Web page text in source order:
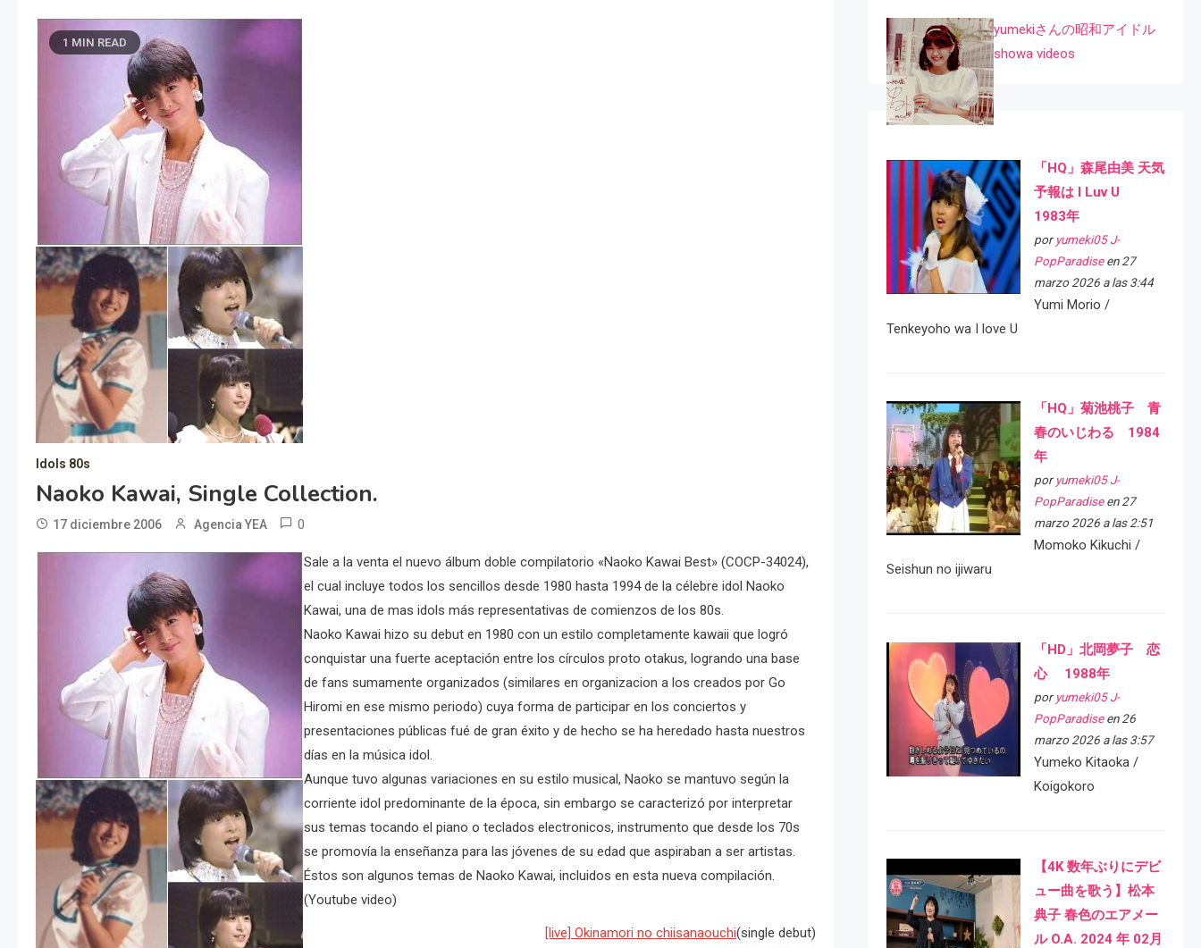
1 MIN READ
Idols 80s
Naoko Kawai, Single Collection.
17 diciembre 2006 Agencia YEA 0
Sale a la venta el nuevo álbum doble compilatorio «Naoko Kawai Best» (COCP-34024),
el cual incluye todos los sencillos desde 1980 hasta 1994 de la célebre idol Naoko
Kawai, una de mas idols más representativas de comienzos de los 80s.
Naoko Kawai hizo su debut en 1980 con un estilo completamente kawaii que logró
conquistar una fuerte aceptación entre los círculos proto otakus, logrando una base
de fans sumamente organizados (similares en organizacion a los creados por Go
Hiromi en ese mismo periodo) cuya forma de participar en los conciertos y
presentaciones públicas fué de gran éxito y de hecho se ha heredado hasta nuestros
días en la música idol.
Aunque tuvo algunas variaciones en su estilo musical, Naoko se mantuvo según la
corriente idol predominante de la época, sin embargo se caracterizó por interpretar
sus temas tocando el piano o teclados electronicos, instrumento que desde los 70s
se promovía la enseñanza para las jóvenes de su edad que aspiraban a ser artistas.
Éstos son algunos temas de Naoko Kawai, incluidos en esta nueva compilación.
(Youtube video)
[live] Okinamori no chiisanaouchi(single debut)
yumekiさんの昭和アイドル
showa videos
「HQ」森尾由美 天気
予報は I Luv U
1983年
por yumeki05 J-
PopParadiseen 27
marzo 2026 a las 3:44
Yumi Morio /
Tenkeyoho wa I love U
「HQ」菊池桃子 青
春のいじわる 1984
年
por yumeki05 J-
PopParadiseen 27
marzo 2026 a las 2:51
Momoko Kikuchi /
Seishun no ijiwaru
「HD」北岡夢子 恋
心 1988年
por yumeki05 J-
PopParadiseen 26
marzo 2026 a las 3:57
Yumeko Kitaoka /
Koigokoro
【4K 数年ぶりにデビ
ュー曲を歌う】松本
典子 春色のエアメー
ル O.A. 2024 年 02月